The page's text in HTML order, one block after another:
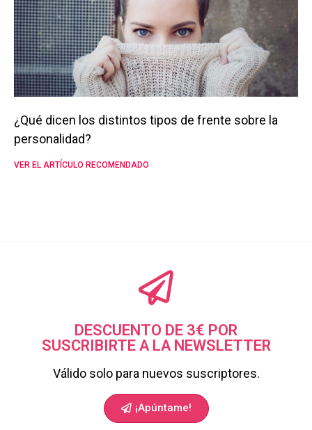
¿Qué dicen los distintos tipos de frente sobre la
personalidad?
VER EL ARTÍCULO RECOMENDADO
DESCUENTO DE 3€ POR
SUSCRIBIRTE A LA NEWSLETTER
Válido solo para nuevos suscriptores.
¡Apúntame!